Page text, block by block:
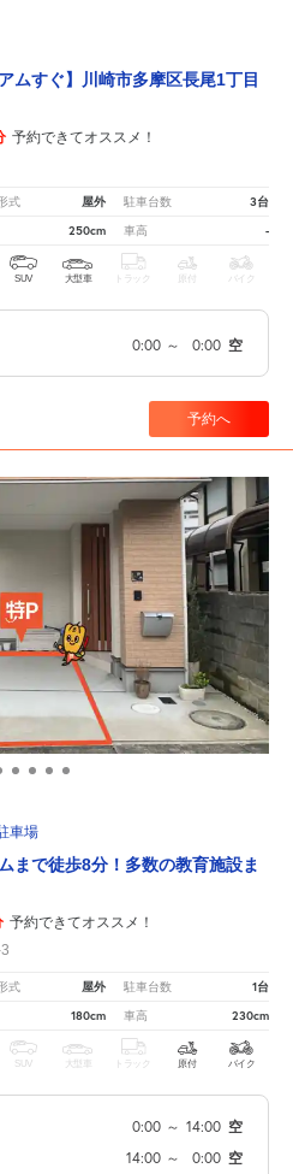
ムすぐ】川崎市多摩区長尾1丁目
予約できてオススメ！
式 屋外 駐車台数 3台
250cm 車高 -
SUV 大型車 トラック 原付 バイク
0:00 ～ 0:00 空
予約へ
車場
まで徒歩8分！多数の教育施設ま
予約できてオススメ！
式 屋外 駐車台数 1台
180cm 車高 230cm
SUV 大型車 トラック 原付 バイク
0:00 ～ 14:00 空
14:00 ～ 0:00 空